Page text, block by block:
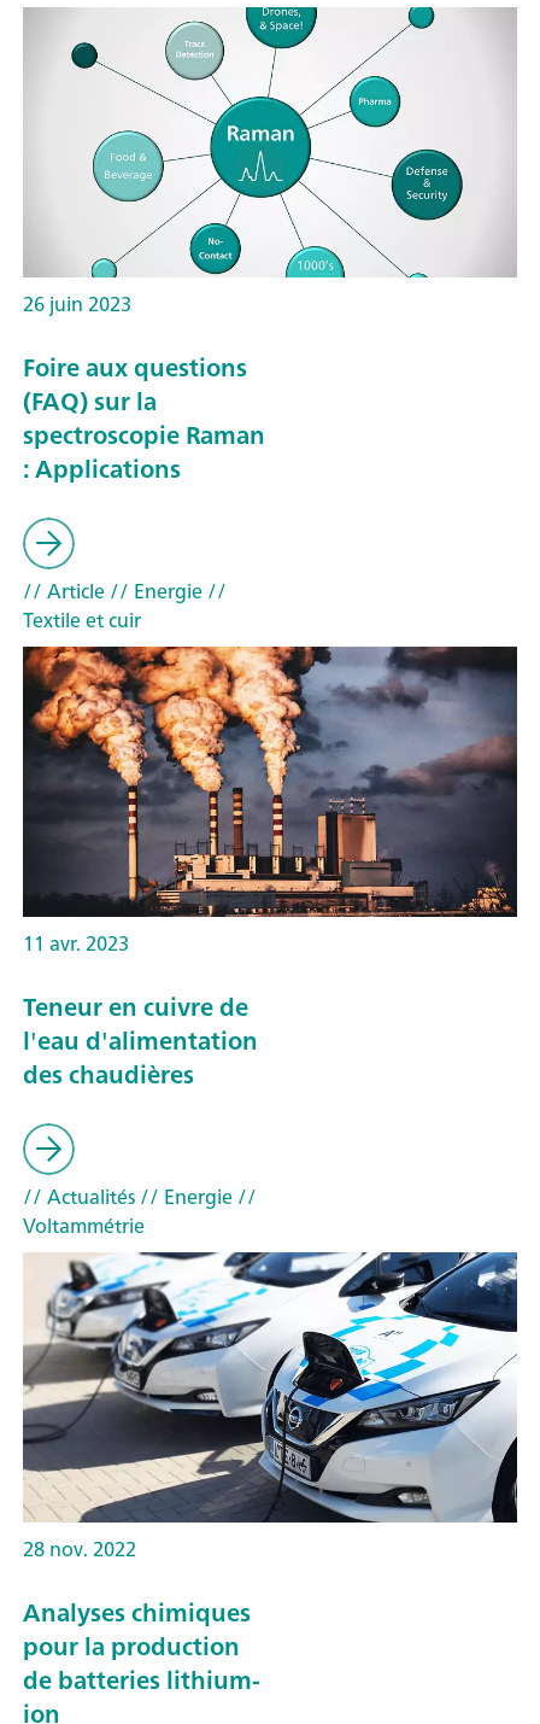
26 juin 2023
Foire aux questions
(FAQ) sur la
spectroscopie Raman
: Applications
// Article// Energie//
Textile et cuir
11 avr. 2023
Teneur en cuivre de
l'eau d'alimentation
des chaudières
// Actualités// Energie//
Voltammétrie
28 nov. 2022
Analyses chimiques
pour la production
de batteries lithium-
ion